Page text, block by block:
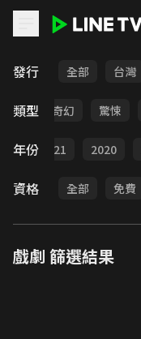
發行 全部 台灣
類型
BL 奇幻 驚悚
年份 2021 2020
資格 全部 免費
戲劇 篩選結果